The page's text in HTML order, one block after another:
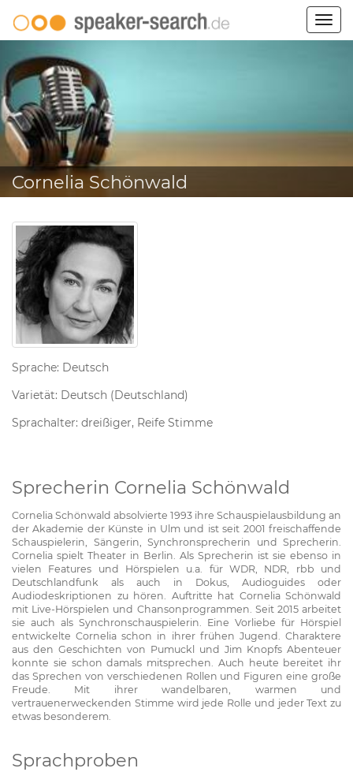
Cornelia Schönwald
Sprache: Deutsch
Varietät: Deutsch (Deutschland)
Sprachalter: dreißiger, Reife Stimme
Sprecherin Cornelia Schönwald
Cornelia Schönwald absolvierte 1993 ihre Schauspielausbildung an
der Akademie der Künste in Ulm und ist seit 2001 freischaffende
Schauspielerin, Sängerin, Synchronsprecherin und Sprecherin.
Cornelia spielt Theater in Berlin. Als Sprecherin ist sie ebenso in
vielen Features und Hörspielen u.a. für WDR, NDR, rbb und
Deutschlandfunk als auch in Dokus, Audioguides oder
Audiodeskriptionen zu hören. Auftritte hat Cornelia Schönwald
mit Live-Hörspielen und Chansonprogrammen. Seit 2015 arbeitet
sie auch als Synchronschauspielerin. Eine Vorliebe für Hörspiel
entwickelte Cornelia schon in ihrer frühen Jugend. Charaktere
aus den Geschichten von Pumuckl und Jim Knopfs Abenteuer
konnte sie schon damals mitsprechen. Auch heute bereitet ihr
das Sprechen von verschiedenen Rollen und Figuren eine große
Freude. Mit ihrer wandelbaren, warmen und
vertrauenerweckenden Stimme wird jede Rolle und jeder Text zu
etwas besonderem.
Sprachproben